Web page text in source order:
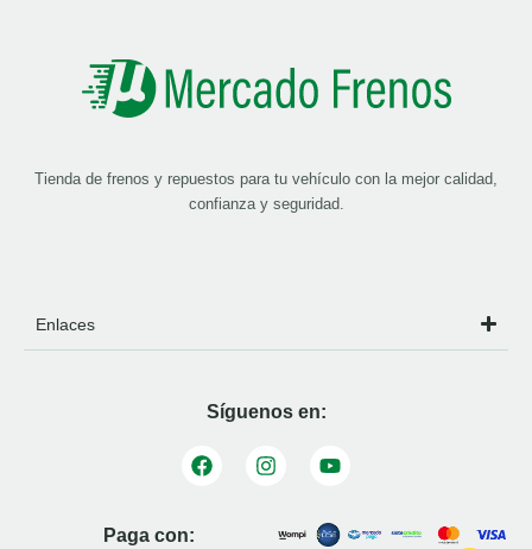
Tienda de frenos y repuestos para tu vehículo con la mejor calidad,
confianza y seguridad.
Enlaces
Síguenos en:
Paga con: